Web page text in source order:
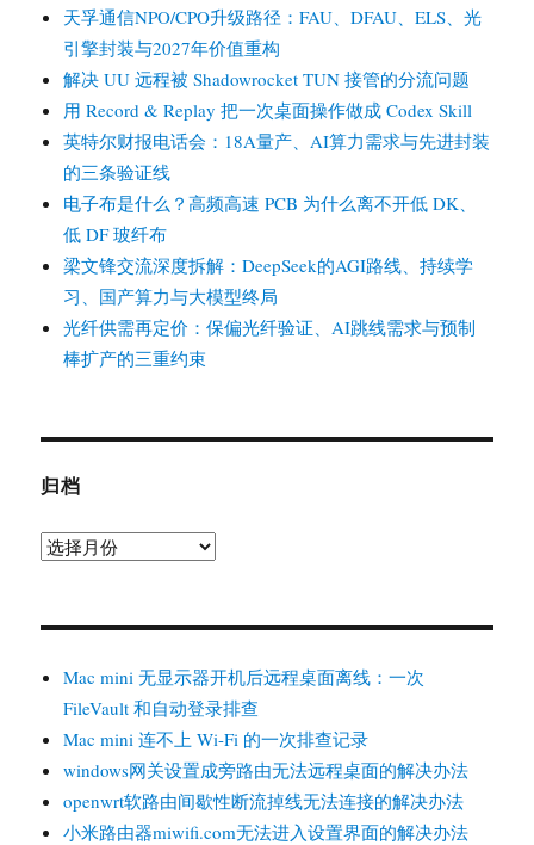
天孚通信NPO/CPO升级路径：FAU、DFAU、ELS、光
引擎封装与2027年价值重构
解决 UU 远程被 Shadowrocket TUN 接管的分流问题
用 Record & Replay 把一次桌面操作做成 Codex Skill
英特尔财报电话会：18A量产、AI算力需求与先进封装
的三条验证线
电子布是什么？高频高速 PCB 为什么离不开低 DK、
低 DF 玻纤布
梁文锋交流深度拆解：DeepSeek的AGI路线、持续学
习、国产算力与大模型终局
光纤供需再定价：保偏光纤验证、AI跳线需求与预制
棒扩产的三重约束
归档
归
Mac mini 无显示器开机后远程桌面离线：一次
FileVault 和自动登录排查
Mac mini 连不上 Wi-Fi 的一次排查记录
windows网关设置成旁路由无法远程桌面的解决办法
openwrt软路由间歇性断流掉线无法连接的解决办法
小米路由器miwifi.com无法进入设置界面的解决办法